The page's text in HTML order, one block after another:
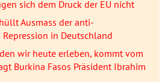
sich dem Druck der EU nicht
Ausmass der anti-
in Deutschland
wir heute erleben, kommt vom
Burkina Fasos Präsident Ibrahim